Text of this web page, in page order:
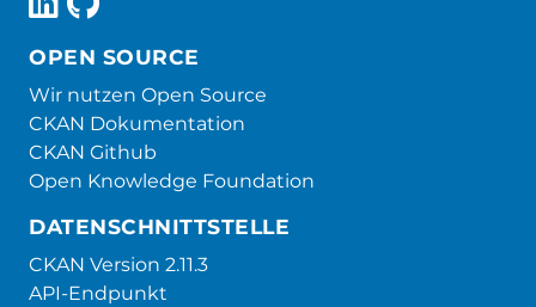
OPEN SOURCE
Wir nutzen Open Source
CKAN Dokumentation
CKAN Github
Open Knowledge Foundation
DATENSCHNITTSTELLE
CKAN Version 2.11.3
API-Endpunkt